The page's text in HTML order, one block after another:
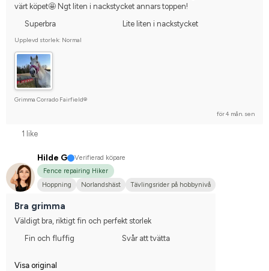
värt köpet🤩 Ngt liten i nackstycket annars toppen!
Superbra
Lite liten i nackstycket
Upplevd storlek: Normal
Grimma Corrado Fairfield®
för 4 mån. sen
1 like
Hilde G
Verifierad köpare
Fence repairing Hiker
Hoppning
Norlandshäst Tävlingsrider på hobbynivå
Bra grimma
Väldigt bra, riktigt fin och perfekt storlek
Fin och fluffig
Svår att tvätta
Visa original